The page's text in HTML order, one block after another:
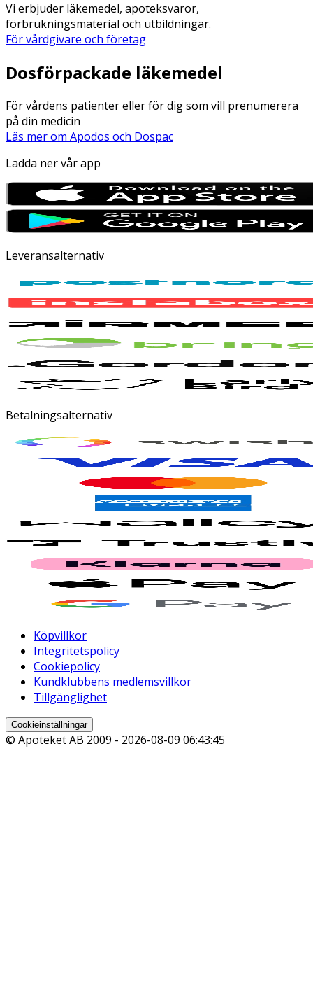
Vi erbjuder läkemedel, apoteksvaror,
förbrukningsmaterial och utbildningar.
För vårdgivare och företag
Dosförpackade läkemedel
För vårdens patienter eller för dig som vill prenumerera
på din medicin
Läs mer om Apodos och Dospac
Ladda ner vår app
Leveransalternativ
Betalningsalternativ
Köpvillkor
Integritetspolicy
Cookiepolicy
Kundklubbens medlemsvillkor
Tillgänglighet
Cookieinställningar
© Apoteket AB 2009 - 2026-08-09 06:43:45